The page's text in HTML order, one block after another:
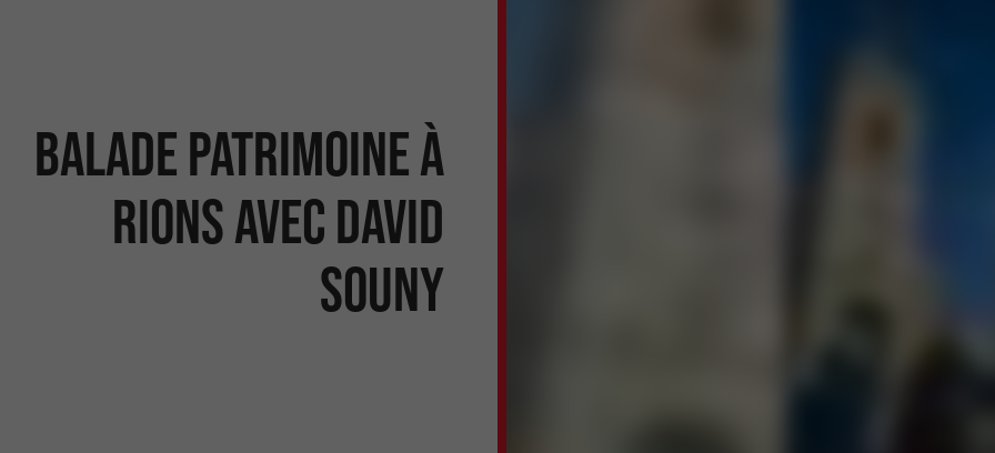
Balade patrimoine à
Rions avec David
Souny